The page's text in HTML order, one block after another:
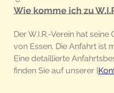
Wie komme ich zu
Der W.I.R.-Verein hat
von Essen. Die Anfahrt ist
Eine detaillierte
finden Sie auf unserer [